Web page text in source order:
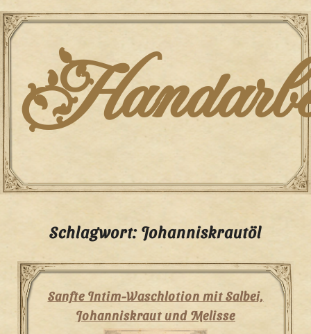
Skip
to
content
Schlagwort: Johanniskrautöl
Sanfte Intim-Waschlotion mit Salbei,
Johanniskraut und Melisse